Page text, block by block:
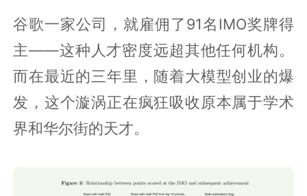
谷歌一家公司，就雇佣了91名IMO奖牌得
主——这种人才密度远超其他任何机构。
而在最近的三年里，随着大模型创业的爆
发，这个漩涡正在疯狂吸收原本属于学术
界和华尔街的天才。